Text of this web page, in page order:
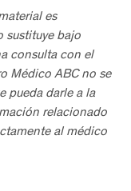
es
sustituye bajo
consulta con el
Médico ABC no se
pueda darle a la
relacionado
al médico